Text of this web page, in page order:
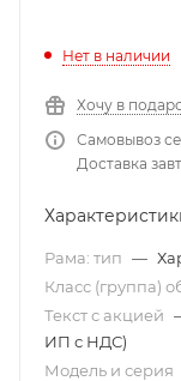
Нет в наличии
Хочу в
Самовывоз
Доставка
Рама: тип —
Класс (группа)
Текст с акцией
ИП с НДС)
Модель и серия